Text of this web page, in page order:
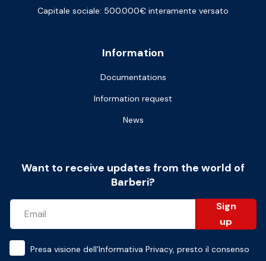
Information
Documentations
Information request
News
Capitale sociale: 500.000€ interamente versato
Want to receive updates from the world of
Barberi?
Sign
up
Presa visione dell’Informativa Privacy, presto il consenso